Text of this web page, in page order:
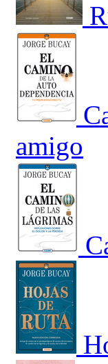
amigo